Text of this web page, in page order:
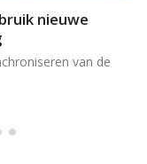
nieuwe
van de